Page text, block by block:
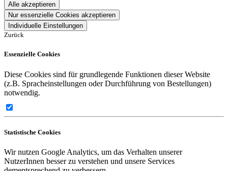
Alle akzeptieren
Nur essenzielle Cookies akzeptieren
Individuelle Einstellungen
Zurück
Essenzielle Cookies
Diese Cookies sind für grundlegende Funktionen dieser Website
(z.B. Spracheinstellungen oder Durchführung von Bestellungen)
notwendig.
Statistische Cookies
Wir nutzen Google Analytics, um das Verhalten unserer
NutzerInnen besser zu verstehen und unsere Services